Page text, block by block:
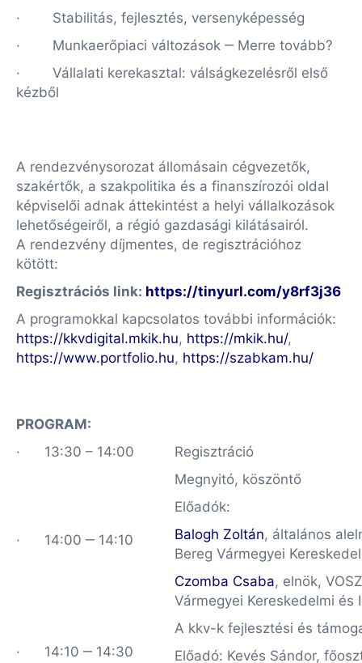
· Stabilitás, fejlesztés, versenyképesség
· Munkaerőpiaci változások ‒ Merre tovább?
· Vállalati kerekasztal: válságkezelésről első
kézből
A rendezvénysorozat állomásain cégvezetők,
szakértők, a szakpolitika és a finanszírozói oldal
képviselői adnak áttekintést a helyi vállalkozások
lehetőségeiről, a régió gazdasági kilátásairól.
A rendezvény díjmentes, de regisztrációhoz
kötött:
Regisztrációs link: https://tinyurl.com/y8rf3j36
A programokkal kapcsolatos további információk:
https://kkvdigital.mkik.hu, https://mkik.hu/,
https://www.portfolio.hu, https://szabkam.hu/
PROGRAM:
· 13:30 – 14:00
Regisztráció
· 14:00 ‒ 14:10
Megnyitó, köszöntő
Előadók:
Balogh Zoltán, általános
Bereg Vármegyei
Czomba Csaba, elnök,
Vármegyei Kereskedelmi és
· 14:10 ‒ 14:30
A kkv-k fejlesztési és
Előadó: Kevés Sándor,